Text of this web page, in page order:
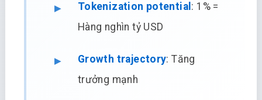
Tokenization potential : 1% =
Hàng nghìn tỷ USD
Growth trajectory: Tăng
trưởng mạnh